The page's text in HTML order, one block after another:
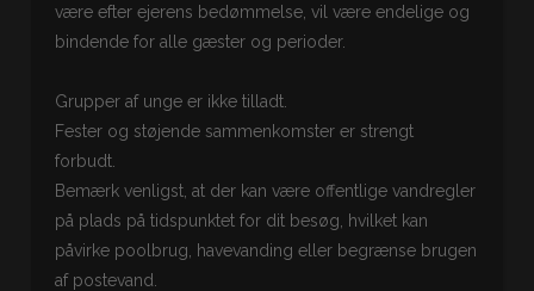
være efter ejerens bedømmelse, vil være endelige og
bindende for alle gæster og perioder.
Grupper af unge er ikke tilladt.
Fester og støjende sammenkomster er strengt
forbudt.
Bemærk venligst, at der kan være offentlige vandregler
på plads på tidspunktet for dit besøg, hvilket kan
påvirke poolbrug, havevanding eller begrænse brugen
af postevand.